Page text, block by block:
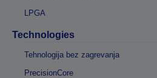
LPGA
Technologies
Tehnologija bez zagrevanja
PrecisionCore